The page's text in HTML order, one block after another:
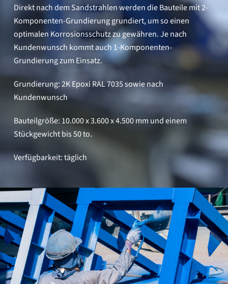
Direkt nach dem Sandstrahlen werden die Bauteile mit 2-
Komponenten-Grundierung grundiert, um so einen
optimalen Korrosionsschutz zu gewähren. Je nach
Kundenwunsch kommt auch 1-Komponenten-
Grundierung zum Einsatz.
Grundierung: 2K Epoxi RAL 7035 sowie nach
Kundenwunsch
Bauteilgröße: 10.000 x 3.600 x 4.500 mm und einem
Stückgewicht bis 50 to.
Verfügbarkeit: täglich